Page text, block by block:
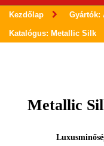
Kezdőlap Gyártók:
Katalógus: Metallic Silk
Metallic